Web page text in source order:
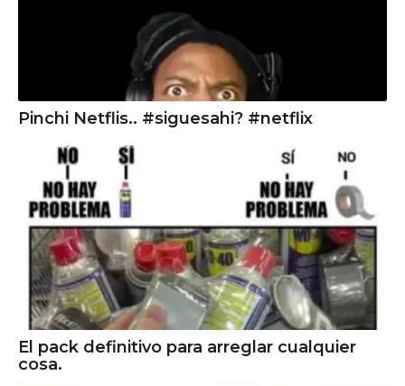
Pinchi Netflis.. #siguesahi? #netflix
El pack definitivo para arreglar cualquier
cosa.